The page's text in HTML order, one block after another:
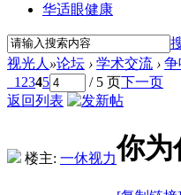
华适眼健康
视光人 »论坛 › 学术交流 › 争
1 2345 / 5 页下一页
返回列表
楼主: 一休视力你为